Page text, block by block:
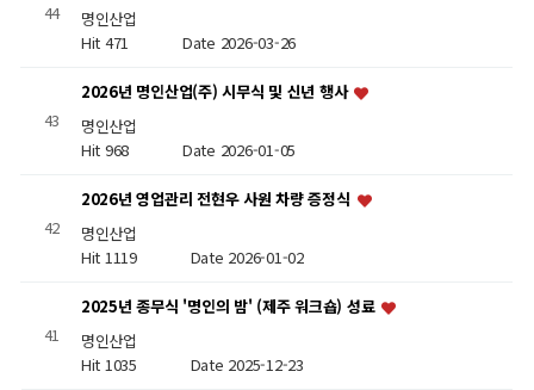
44
명인산업
Hit 471 Date 2026-03-26
43
2026년 명인산업(주) 시무식 및 신년 행사
명인산업
Hit 968 Date 2026-01-05
42
2026년 영업관리 전현우 사원 차량 증정식
명인산업
Hit 1119 Date 2026-01-02
41
2025년 종무식 '명인의 밤' (제주 워크숍) 성료
명인산업
Hit 1035 Date 2025-12-23